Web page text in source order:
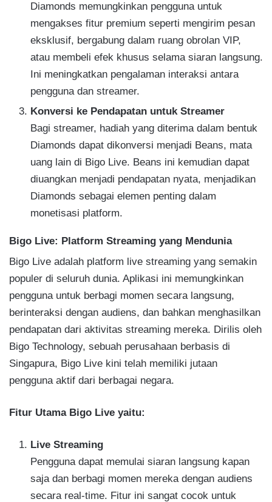
Diamonds memungkinkan pengguna untuk
mengakses fitur premium seperti mengirim pesan
eksklusif, bergabung dalam ruang obrolan VIP,
atau membeli efek khusus selama siaran langsung.
Ini meningkatkan pengalaman interaksi antara
pengguna dan streamer.
Konversi ke Pendapatan untuk Streamer
Bagi streamer, hadiah yang diterima dalam bentuk
Diamonds dapat dikonversi menjadi Beans, mata
uang lain di Bigo Live. Beans ini kemudian dapat
diuangkan menjadi pendapatan nyata, menjadikan
Diamonds sebagai elemen penting dalam
monetisasi platform.
Bigo Live: Platform Streaming yang Mendunia
Bigo Live adalah platform live streaming yang semakin
populer di seluruh dunia. Aplikasi ini memungkinkan
pengguna untuk berbagi momen secara langsung,
berinteraksi dengan audiens, dan bahkan menghasilkan
pendapatan dari aktivitas streaming mereka. Dirilis oleh
Bigo Technology, sebuah perusahaan berbasis di
Singapura, Bigo Live kini telah memiliki jutaan
pengguna aktif dari berbagai negara.
Fitur Utama Bigo Live yaitu:
Live Streaming
Pengguna dapat memulai siaran langsung kapan
saja dan berbagi momen mereka dengan audiens
secara real-time. Fitur ini sangat cocok untuk